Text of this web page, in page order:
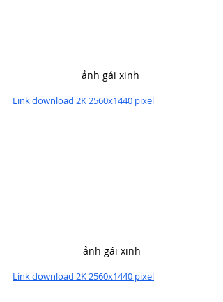
ảnh gái xinh
Link download 2K 2560x1440 pixel
ảnh gái xinh
Link download 2K 2560x1440 pixel